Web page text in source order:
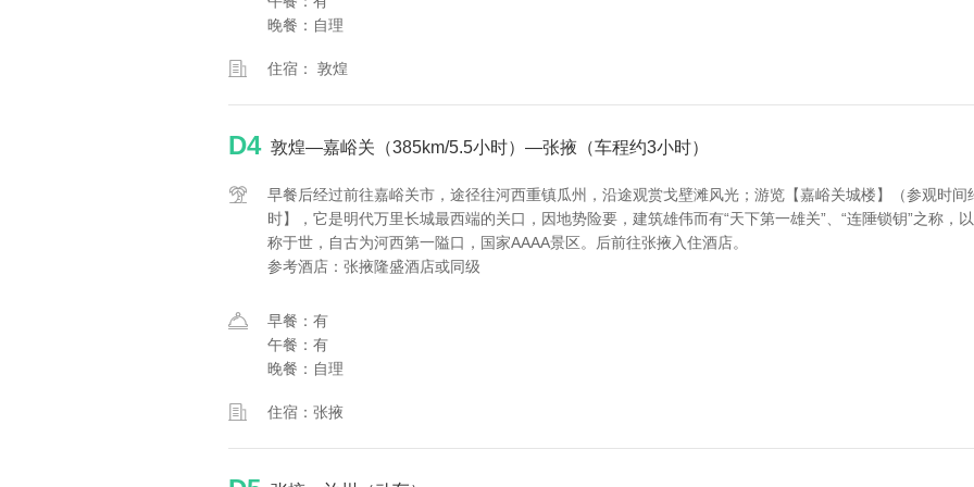
晚餐：自理
住宿： 敦煌
D4 敦煌—嘉峪关（385km/5.5小时）—张掖（车程约3小时）
早餐后经过前往嘉峪关市，途径往河西重镇瓜州，沿途观赏戈壁滩风光；游览【嘉峪关城楼】（参观时间
时】，它是明代万里长城最西端的关口，因地势险要，建筑雄伟而有“天下第一雄关”、“连陲锁钥”之称，
称于世，自古为河西第一隘口，国家AAAA景区。后前往张掖入住酒店。
参考酒店：张掖隆盛酒店或同级
早餐：有
午餐：有
晚餐：自理
住宿：张掖